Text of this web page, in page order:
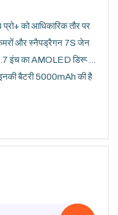
को आधिकारिक तौर पर
कैमरों और स्नैपड्रैगन 7S जेन
इंच का AMOLED डिस्प्ले
बैटरी 5000mAh की है